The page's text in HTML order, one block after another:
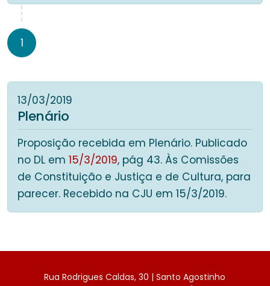
1
13/03/2019
Plenário
Proposição recebida em Plenário. Publicado
no DL em 15/3/2019, pág 43. Às Comissões
de Constituição e Justiça e de Cultura, para
parecer. Recebido na CJU em 15/3/2019.
Rua Rodrigues Caldas, 30 | Santo Agostinho